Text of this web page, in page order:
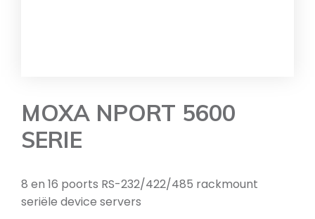
MOXA NPORT 5600
SERIE
8 en 16 poorts RS-232/422/485 rackmount
seriële device servers